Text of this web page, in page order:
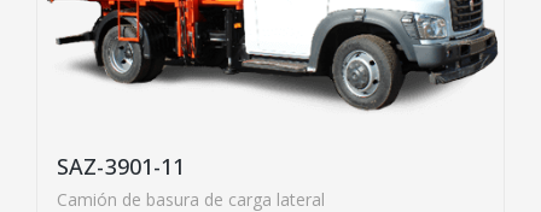
SAZ-3901-11
Camión de basura de carga lateral